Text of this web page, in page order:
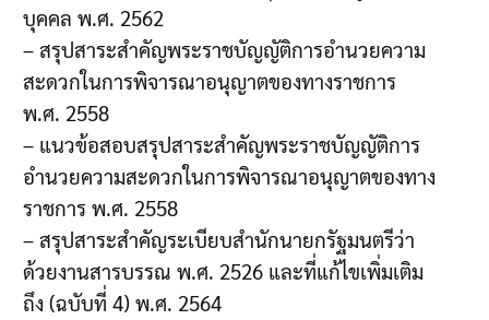
บุคคล พ.ศ. 2562
– สรุปสาระสำคัญพระราชบัญญัติการอำนวยความ
สะดวกในการพิจารณาอนุญาตของทางราชการ
พ.ศ. 2558
– แนวข้อสอบสรุปสาระสำคัญพระราชบัญญัติการ
อำนวยความสะดวกในการพิจารณาอนุญาตของทาง
ราชการ พ.ศ. 2558
– สรุปสาระสำคัญระเบียบสำนักนายกรัฐมนตรีว่า
ด้วยงานสารบรรณ พ.ศ. 2526 และที่แก้ไขเพิ่มเติม
ถึง (ฉบับที่ 4) พ.ศ. 2564